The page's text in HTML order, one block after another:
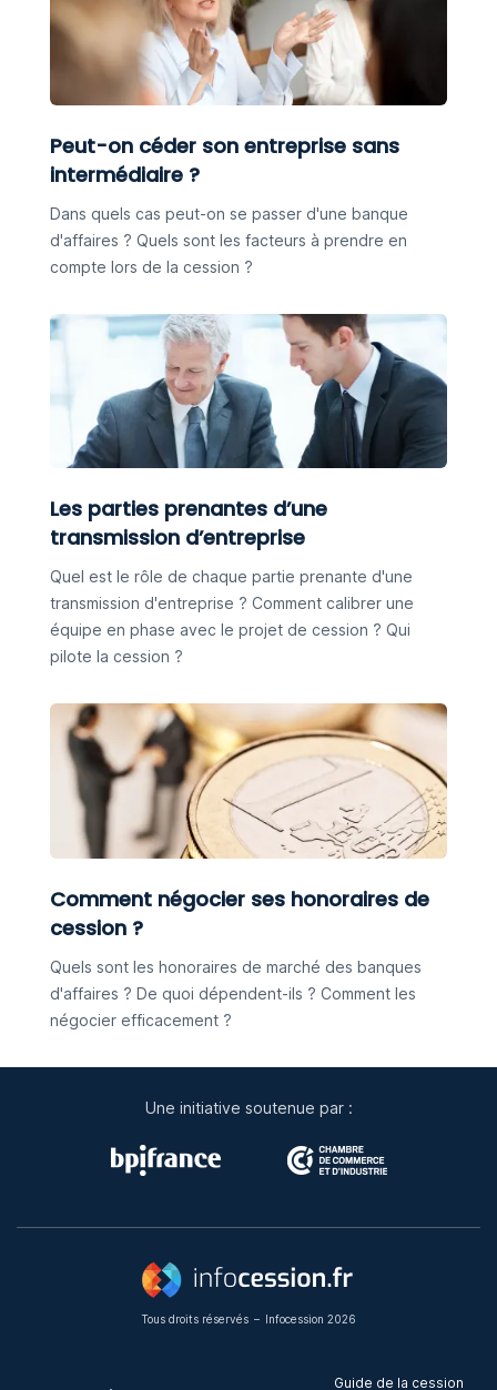
Peut-on céder son entreprise sans
intermédiaire ?
Dans quels cas peut-on se passer d'une banque
d'affaires ? Quels sont les facteurs à prendre en
compte lors de la cession ?
Les parties prenantes d’une
transmission d’entreprise
Quel est le rôle de chaque partie prenante d'une
transmission d'entreprise ? Comment calibrer une
équipe en phase avec le projet de cession ? Qui
pilote la cession ?
Comment négocier ses honoraires de
cession ?
Quels sont les honoraires de marché des banques
d'affaires ? De quoi dépendent-ils ? Comment les
négocier efficacement ?
Une initiative soutenue par :
Guide de la cession
Tous droits réservés – Infocession 2026